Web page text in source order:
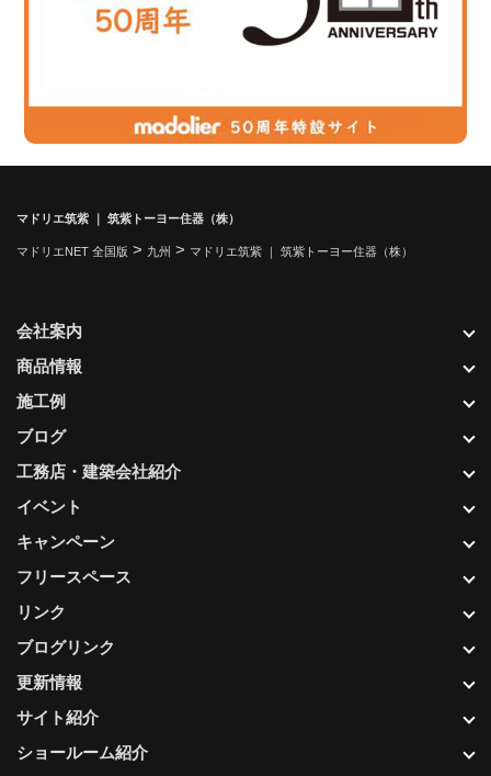
マドリエ筑紫 ｜ 筑紫トーヨー住器（株）
マドリエNET 全国版 > 九州 > マドリエ筑紫 ｜ 筑紫トーヨー住器（株）
更新情報
サイト紹介
ショールーム紹介
会社案内
商品情報
施工例
ブログ
工務店・建築会社紹介
イベント
キャンペーン
フリースペース
リンク
ブログリンク